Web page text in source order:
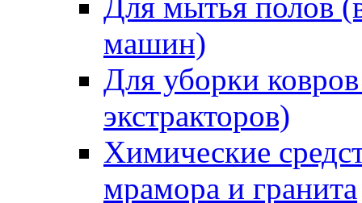
машин)
Для уборки
экстракторов)
Химические
мрамора и гранита